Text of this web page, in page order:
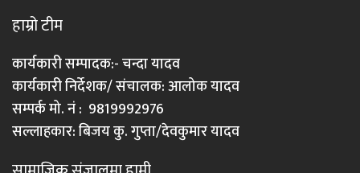
हाम्रो टीम
कार्यकारी सम्पादक:- चन्दा यादव
कार्यकारी निर्देशक/ संचालक: आलोक यादव
सम्पर्क मो. नं : 9819992976
सल्लाहकार: बिजय कु. गुप्ता/देवकुमार यादव